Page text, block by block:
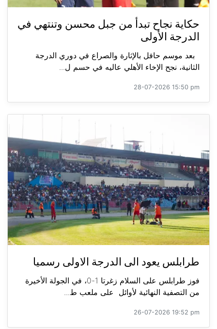
حكاية نجاح تبدأ من جبل محسن وتنتهي في
الدرجة الأولى
بعد موسم حافل بالإثارة والصراع في دوري الدرجة
الثانية، نجح الإخاء الأهلي عاليه في حسم ل...
28-07-2026 15:50 pm
طرابلس يعود الى الدرجة الاولى رسميا
فوز طرابلس على السلام زغرتا 1-0، في الجولة الأخيرة
من التصفية النهائية لأوائل على ملعب ط...
26-07-2026 19:52 pm